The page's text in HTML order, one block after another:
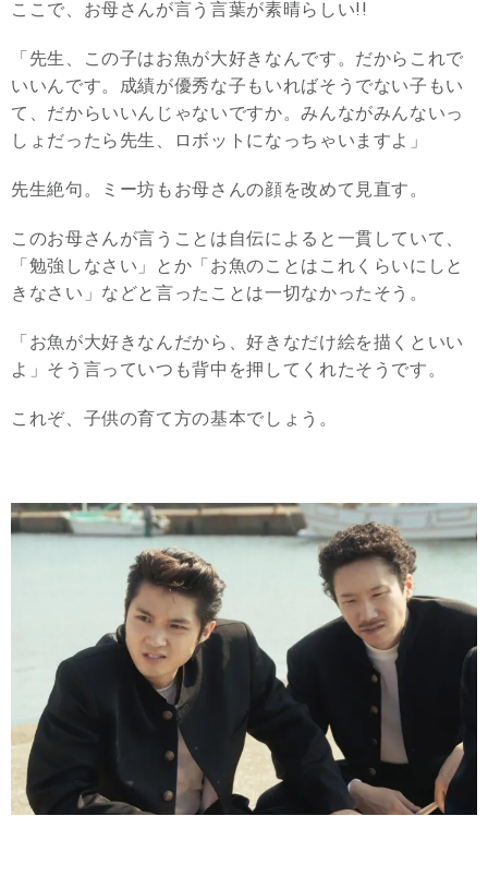
ここで、お母さんが言う言葉が素晴らしい!!
「先生、この子はお魚が大好きなんです。だからこれで
いいんです。成績が優秀な子もいればそうでない子もい
て、だからいいんじゃないですか。みんながみんないっ
しょだったら先生、ロボットになっちゃいますよ」
先生絶句。ミー坊もお母さんの顔を改めて見直す。
このお母さんが言うことは自伝によると一貫していて、
「勉強しなさい」とか「お魚のことはこれくらいにしと
きなさい」などと言ったことは一切なかったそう。
「お魚が大好きなんだから、好きなだけ絵を描くといい
よ」そう言っていつも背中を押してくれたそうです。
これぞ、子供の育て方の基本でしょう。